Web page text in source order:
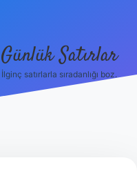
Günlük Satırlar
İlginç satırlarla sıradanlığı boz.